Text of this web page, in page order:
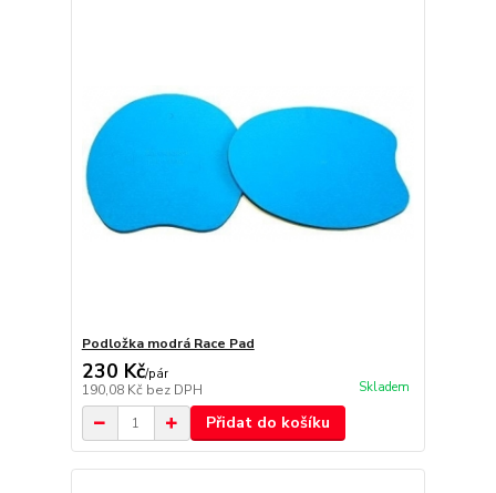
Podložka modrá Race Pad
230 Kč/pár
190,08 Kč bez DPH Skladem
Přidat do košíku